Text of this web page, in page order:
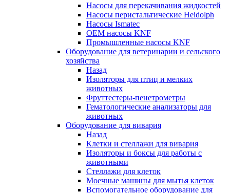
Насосы для перекачивания жидкостей
Насосы перистальтические Heidolph
Насосы Ismatec
OEM насосы KNF
Промышленные насосы KNF
Оборудование для ветеринарии и сельского
хозяйства
Назад
Изоляторы для птиц и мелких
животных
Фруттестеры-пенетрометры
Гематологические анализаторы для
животных
Оборудование для вивария
Назад
Клетки и стеллажи для вивария
Изоляторы и боксы для работы с
животными
Стеллажи для клеток
Моечные машины для мытья клеток
Вспомогательное оборудование для